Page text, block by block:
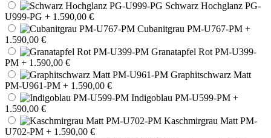
Schwarz Hochglanz PG-
U999-PG + 1.590,00 €
Cubanitgrau PM-U767-PM +
1.590,00 €
Granatapfel Rot PM-U399-
PM + 1.590,00 €
Graphitschwarz Matt
PM-U961-PM + 1.590,00 €
Indigoblau PM-U599-PM +
1.590,00 €
Kaschmirgrau Matt PM-
U702-PM + 1.590,00 €